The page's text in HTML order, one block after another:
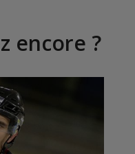
encore ?